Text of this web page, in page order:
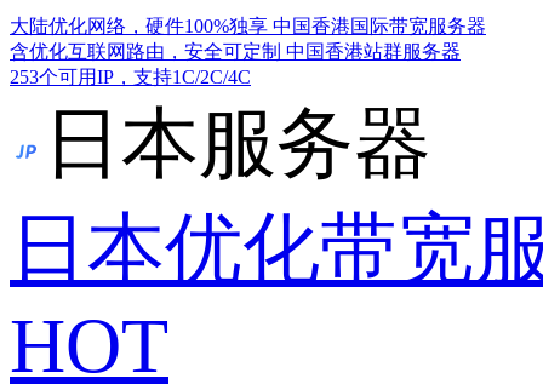
大陆优化网络，硬件100%独享 中国香港国际带宽服务器
含优化互联网路由，安全可定制 中国香港站群服务器
253个可用IP，支持1C/2C/4C
日本服务器
日本优化带宽
HOT